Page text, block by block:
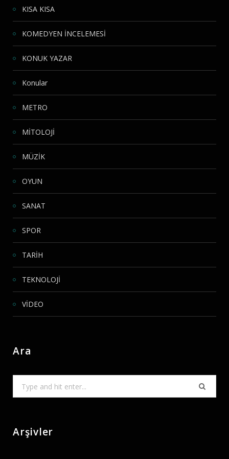
KISA KISA
KOMEDYEN İNCELEMESİ
KONUK YAZAR
Konular
METRO
MİTOLOJİ
MÜZİK
OYUN
SANAT
SPOR
TARİH
TEKNOLOJİ
VİDEO
Ara
Arşivler